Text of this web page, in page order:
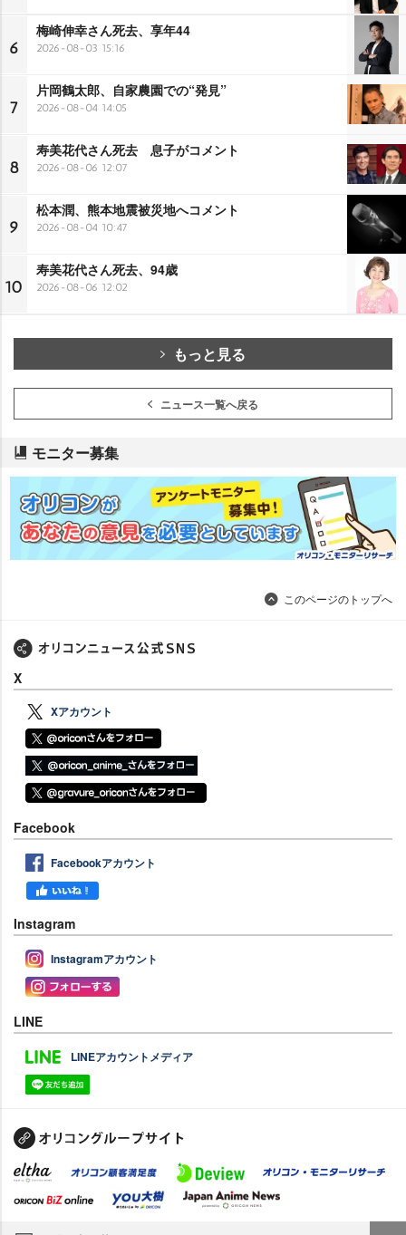
6
梅崎伸幸さん死去、享年44
2026-08-03 15:16
7
片岡鶴太郎、自家農園での“発見”
2026-08-04 14:05
8
寿美花代さん死去 息子がコメント
2026-08-06 12:07
9
松本潤、熊本地震被災地へコメント
2026-08-04 10:47
10
寿美花代さん死去、94歳
2026-08-06 12:02
もっと見る
ニュース一覧へ戻る
モニター募集
このページのトップへ
X
Xアカウント
Facebook
Facebookアカウント
Instagram
Instagramアカウント
LINE
LINEアカウントメディア